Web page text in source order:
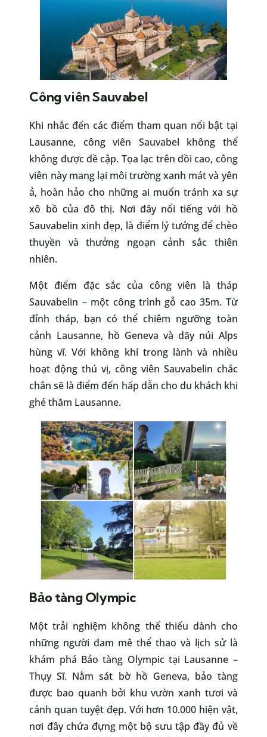
Công viên Sauvabel
Khi nhắc đến các điểm tham quan nổi bật tại
Lausanne, công viên Sauvabel không thể
không được đề cập. Tọa lạc trên đồi cao, công
viên này mang lại môi trường xanh mát và yên
ả, hoàn hảo cho những ai muốn tránh xa sự
xô bồ của đô thị. Nơi đây nổi tiếng với hồ
Sauvabelin xinh đẹp, là điểm lý tưởng để chèo
thuyền và thưởng ngoạn cảnh sắc thiên
nhiên.
Một điểm đặc sắc của công viên là tháp
Sauvabelin – một công trình gỗ cao 35m. Từ
đỉnh tháp, bạn có thể chiêm ngưỡng toàn
cảnh Lausanne, hồ Geneva và dãy núi Alps
hùng vĩ. Với không khí trong lành và nhiều
hoạt động thú vị, công viên Sauvabelin chắc
chắn sẽ là điểm đến hấp dẫn cho du khách khi
ghé thăm Lausanne.
Bảo tàng Olympic
Một trải nghiệm không thể thiếu dành cho
những người đam mê thể thao và lịch sử là
khám phá Bảo tàng Olympic tại Lausanne –
Thụy Sĩ. Nằm sát bờ hồ Geneva, bảo tàng
được bao quanh bởi khu vườn xanh tươi và
cảnh quan tuyệt đẹp. Với hơn 10.000 hiện vật,
nơi đây chứa đựng một bộ sưu tập đầy đủ về